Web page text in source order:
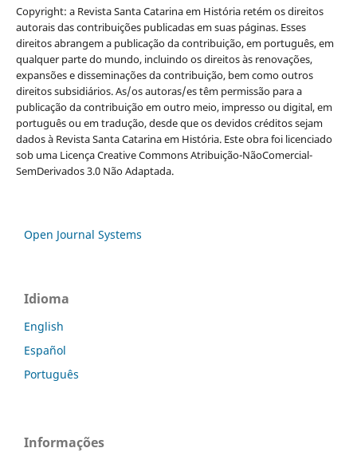
Copyright: a Revista Santa Catarina em História retém os direitos
autorais das contribuições publicadas em suas páginas. Esses
direitos abrangem a publicação da contribuição, em português, em
qualquer parte do mundo, incluindo os direitos às renovações,
expansões e disseminações da contribuição, bem como outros
direitos subsidiários. As/os autoras/es têm permissão para a
publicação da contribuição em outro meio, impresso ou digital, em
português ou em tradução, desde que os devidos créditos sejam
dados à Revista Santa Catarina em História. Este obra foi licenciado
sob uma Licença Creative Commons Atribuição-NãoComercial-
SemDerivados 3.0 Não Adaptada.
Open Journal Systems
Idioma
English
Español
Português
Informações